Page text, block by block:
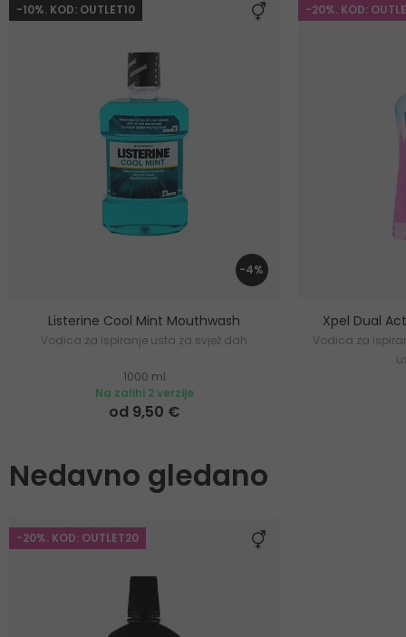
-10%. KOD: OUTLET10
-4%
Listerine Cool Mint Mouthwash
Vodica za ispiranje usta za svjež dah
1000 ml
Na zalihi 2 verzije
od 9,50 €
-20%. KOD:
Xpel Dual
Vodica za
Nedavno gledano
-20%. KOD: OUTLET20